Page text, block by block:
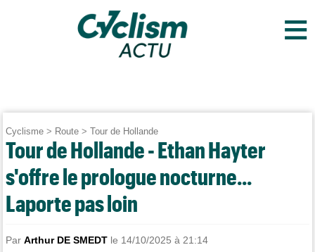
≡
Cyclisme > Route >Tour de Hollande
Tour de Hollande - Ethan Hayter
s'offre le prologue nocturne...
Laporte pas loin
ParArthur DE SMEDT le 14/10/2025 à 21:14